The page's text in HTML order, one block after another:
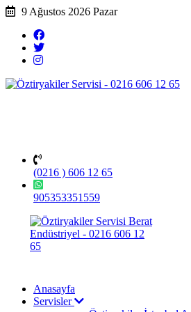
9 Ağustos 2026 Pazar
(0216 ) 606 12 65
905353351559
Anasayfa
Servisler